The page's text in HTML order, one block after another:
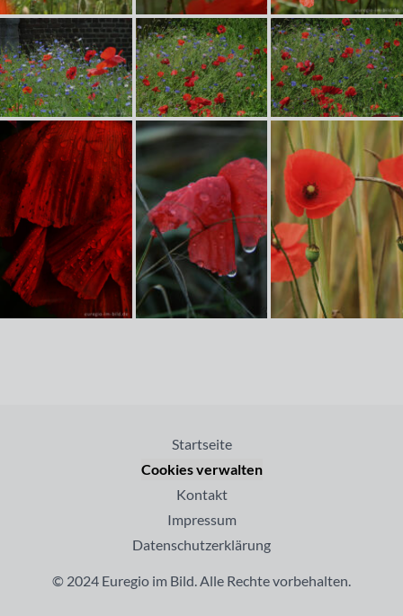
Startseite
Cookies verwalten
Kontakt
Impressum
Datenschutzerklärung
© 2024 Euregio im Bild. Alle Rechte vorbehalten.